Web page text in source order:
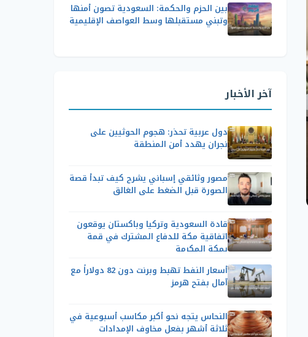
بين الحزم والحكمة: السعودية تصون أمنها
وتبني مستقبلها وسط العواصف الإقليمية
آخر الأخبار
دول عربية تحذر: هجوم الحوثيين على
نجران يهدد أمن المنطقة
مصور وثائقي إسباني يشرح كيف تبدأ قصة
الصورة قبل الضغط على الغالق
قادة السعودية وتركيا وباكستان يوقعون
اتفاقية مكة للدفاع المشترك في قمة
بمكة المكرمة
أسعار النفط تهبط وبرنت دون 82 دولاراً مع
آمال بفتح هرمز
النحاس يتجه نحو أكبر مكاسب أسبوعية في
ثلاثة أشهر بفعل مخاوف الإمدادات